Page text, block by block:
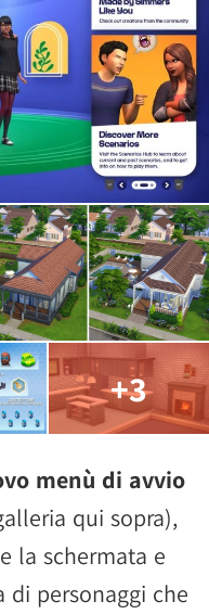
+3
menù di avvio
qui sopra),
la schermata e
personaggi che